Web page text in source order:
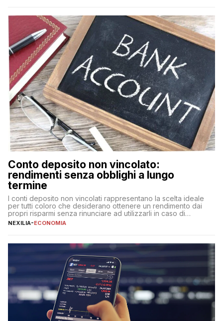
fare se non […]
Conto deposito non vincolato:
rendimenti senza obblighi a lungo
termine
I conti deposito non vincolati rappresentano la scelta ideale
per tutti coloro che desiderano ottenere un rendimento dai
propri risparmi senza rinunciare ad utilizzarli in caso di
necessità. A differenza delle forme vincolate tradizionali,
flessibilità e rendimento. Come funzionano […]
NEXILIA-ECONOMIA